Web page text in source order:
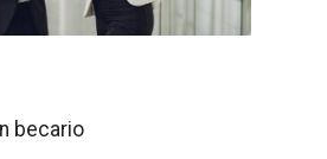
becario